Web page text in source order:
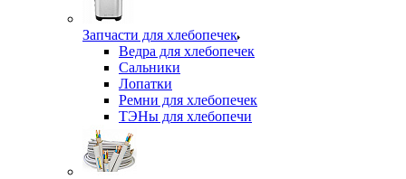
Запчасти для хлебопечек
Ведра для хлебопечек
Сальники
Лопатки
Ремни для хлебопечек
ТЭНы для хлебопечи